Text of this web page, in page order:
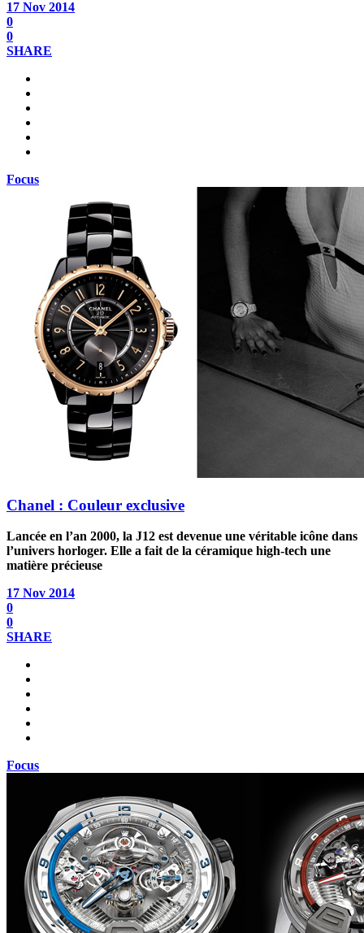
17 Nov 2014
0
0
SHARE
Focus
Chanel : Couleur exclusive
Lancée en l’an 2000, la J12 est devenue une véritable icône dans
l’univers horloger. Elle a fait de la céramique high-tech une
matière précieuse
17 Nov 2014
0
0
SHARE
Focus